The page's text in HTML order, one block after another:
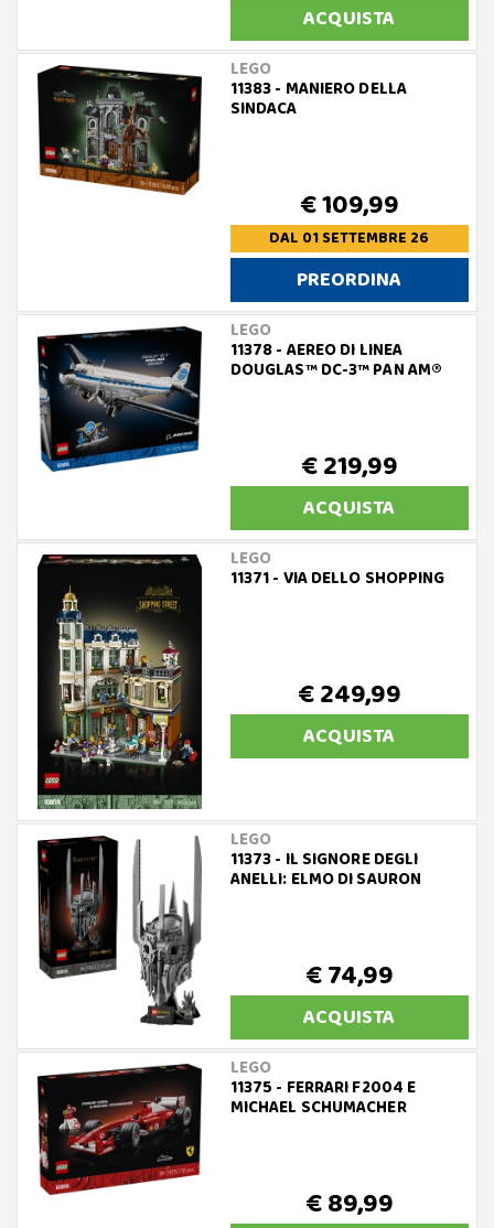
ACQUISTA
LEGO
11383 - MANIERO DELLA
SINDACA
€ 109,99
DAL 01 SETTEMBRE 26
PREORDINA
LEGO
11378 - AEREO DI LINEA
DOUGLAS™ DC-3™ PAN AM®
€ 219,99
ACQUISTA
LEGO
11371 - VIA DELLO SHOPPING
€ 249,99
ACQUISTA
LEGO
11373 - IL SIGNORE DEGLI
ANELLI: ELMO DI SAURON
€ 74,99
ACQUISTA
LEGO
11375 - FERRARI F2004 E
MICHAEL SCHUMACHER
€ 89,99